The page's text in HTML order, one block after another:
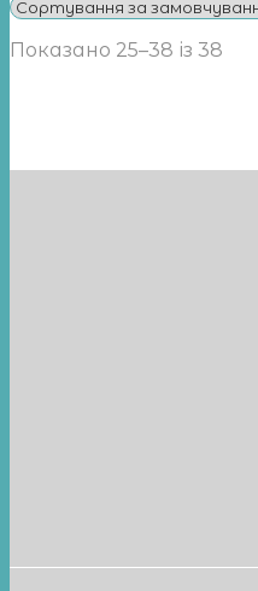
Показано 25–38 із 38